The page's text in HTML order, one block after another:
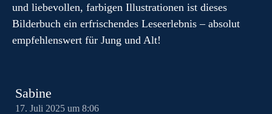
und liebevollen, farbigen Illustrationen ist dieses
Bilderbuch ein erfrischendes Leseerlebnis – absolut
empfehlenswert für Jung und Alt!
Sabine
17. Juli 2025 um 8:06